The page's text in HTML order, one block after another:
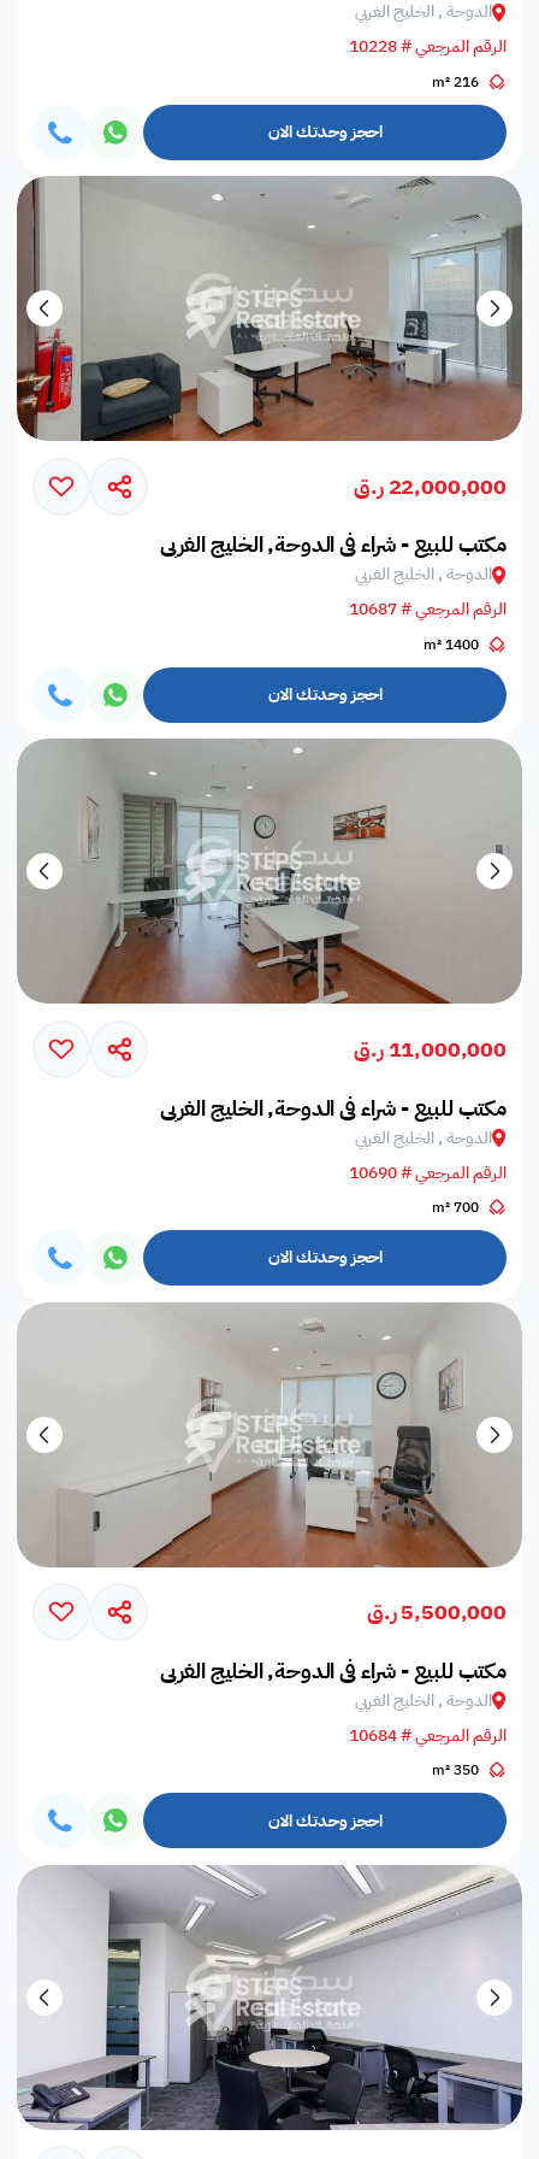
الدوحة , الخليج الغربي
الرقم المرجعي # 10228
216 m²
احجز وحدتك الان
22,000,000 ر.ق
مكتب للبيع - شراء في الدوحة, الخليج الغربي
الدوحة , الخليج الغربي
الرقم المرجعي # 10687
1400 m²
احجز وحدتك الان
11,000,000 ر.ق
مكتب للبيع - شراء في الدوحة, الخليج الغربي
الدوحة , الخليج الغربي
الرقم المرجعي # 10690
700 m²
احجز وحدتك الان
5,500,000 ر.ق
مكتب للبيع - شراء في الدوحة, الخليج الغربي
الدوحة , الخليج الغربي
الرقم المرجعي # 10684
350 m²
احجز وحدتك الان